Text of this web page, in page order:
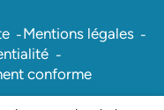
Mentions légales
conforme